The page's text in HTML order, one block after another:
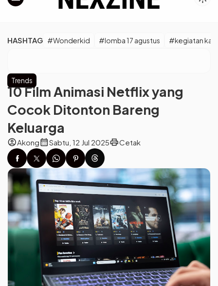
HASHTAG #Wonderkid #lomba 17 agustus #kegiatan
Trends
10 Film Animasi Netflix yang
Cocok Ditonton Bareng
Keluarga
account_circleAkongcalendar_monthSabtu, 12 Jul 2025printCetak